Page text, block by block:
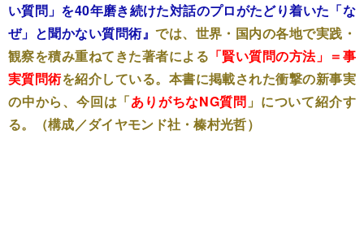
い質問」を40年磨き続けた対話のプロがたどり着いた「な
ぜ」と聞かない質問術』では、世界・国内の各地で実践・
観察を積み重ねてきた著者による 「賢い質問の方法」＝事
実質問術を紹介している。本書に掲載された衝撃の新事実
の中から、今回は「ありがちなNG質問 」について紹介す
る。（構成／ダイヤモンド社・榛村光哲）